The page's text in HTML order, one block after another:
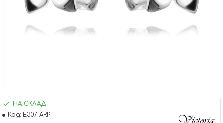
НА СКЛАД
Код: E307-ARP